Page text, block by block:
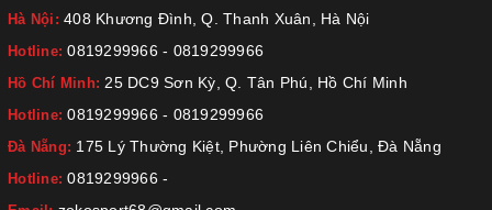
Hà Nội: 408 Khương Đình, Q. Thanh Xuân, Hà Nội
Hotline:0819299966 - 0819299966
Hồ Chí Minh:25 DC9 Sơn Kỳ, Q. Tân Phú, Hồ Chí Minh
Hotline:0819299966 - 0819299966
Đà Nẵng: 175 Lý Thường Kiệt, Phường Liên Chiểu, Đà Nẵng
Hotline:0819299966 -